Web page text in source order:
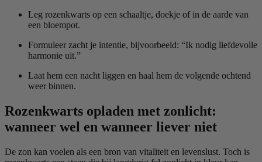
Leg rozenkwarts op een schaaltje, doekje of in de aarde van
een bloempot.
Formuleer zacht je intentie, bijvoorbeeld: “Ik nodig liefdevolle
harmonie uit.”
Laat hem een nacht liggen en haal hem de volgende ochtend
weer binnen.
Rozenkwarts opladen met zonlicht:
wanneer wel en wanneer liever niet
De zon kan voelen als een bron van vitaliteit en levenslust. Toch is